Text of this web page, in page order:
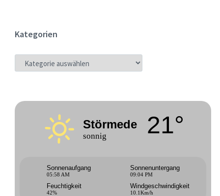
Kategorien
KATEGORIEN
Störmede
sonnig 21°
Sonnenaufgang
05:58 AM
Sonnenuntergang
09:04 PM
Feuchtigkeit
42%
Windgeschwindigkeit
10.1Km/h